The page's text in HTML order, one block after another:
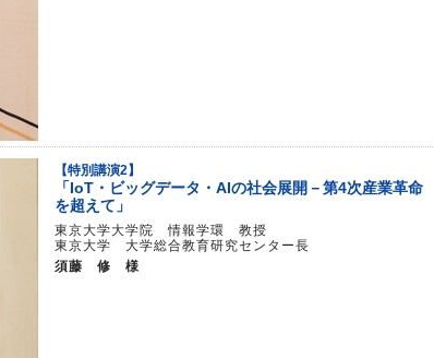
【特別講演2】
「IoT・ビッグデータ・AIの社会展開－第4次産業革命
を超えて」
東京大学大学院 情報学環 教授
東京大学 大学総合教育研究センター長
須藤 修 様